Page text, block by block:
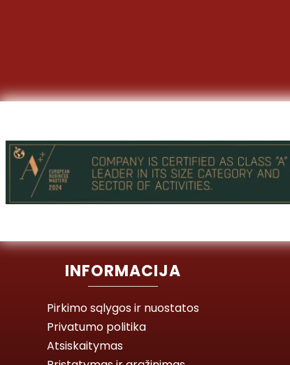
INFORMACIJA
Pirkimo sąlygos ir nuostatos
Privatumo politika
Atsiskaitymas